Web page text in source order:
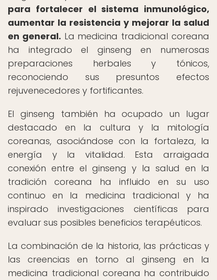
para fortalecer el sistema inmunológico,
aumentar la resistencia y mejorar la salud
en general. La medicina tradicional coreana
ha integrado el ginseng en numerosas
preparaciones herbales y tónicos,
reconociendo sus presuntos efectos
rejuvenecedores y fortificantes.
El ginseng también ha ocupado un lugar
destacado en la cultura y la mitología
coreanas, asociándose con la fortaleza, la
energía y la vitalidad. Esta arraigada
conexión entre el ginseng y la salud en la
tradición coreana ha influido en su uso
continuo en la medicina tradicional y ha
inspirado investigaciones científicas para
evaluar sus posibles beneficios terapéuticos.
La combinación de la historia, las prácticas y
las creencias en torno al ginseng en la
medicina tradicional coreana ha contribuido